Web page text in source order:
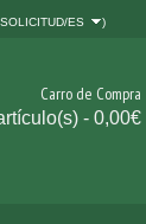
ES )
Carro de Compra
- 0,00€